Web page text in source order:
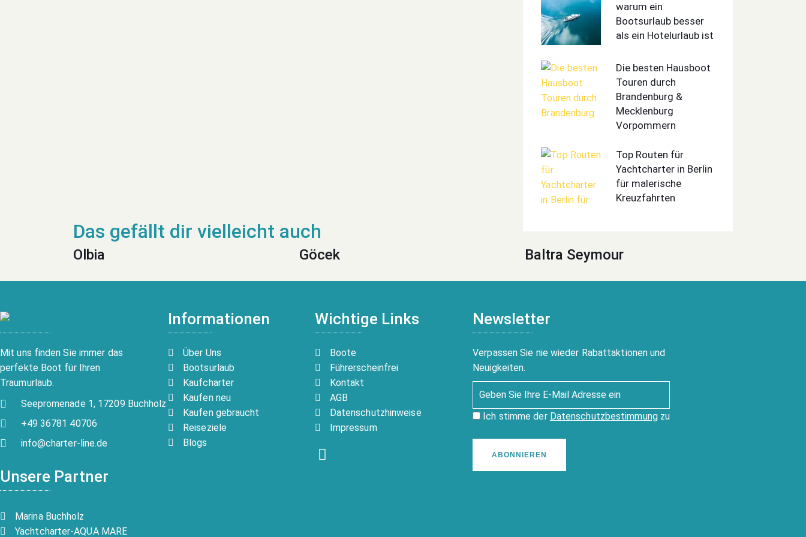
warum ein
Bootsurlaub besser
als ein Hotelurlaub ist
Die besten Hausboot
Touren durch
Brandenburg &
Mecklenburg
Vorpommern
Top Routen für
Yachtcharter in Berlin
für malerische
Kreuzfahrten
Olbia Göcek Baltra Seymour
Mit uns finden Sie immer das
perfekte Boot für Ihren
Traumurlaub.
Seepromenade 1, 17209 Buchholz
+49 36781 40706
info@charter-line.de
Unsere Partner
Marina Buchholz
Yachtcharter-AQUA MARE
Informationen
Über Uns
Bootsurlaub
Kaufcharter
Kaufen neu
Kaufen gebraucht
Reiseziele
Blogs
Wichtige Links
Boote
Führerscheinfrei
Kontakt
AGB
Datenschutzhinweise
Impressum
Newsletter
Verpassen Sie nie wieder Rabattaktionen und
Neuigkeiten.
Ich stimme der Datenschutzbestimmungzu
ABONNIEREN